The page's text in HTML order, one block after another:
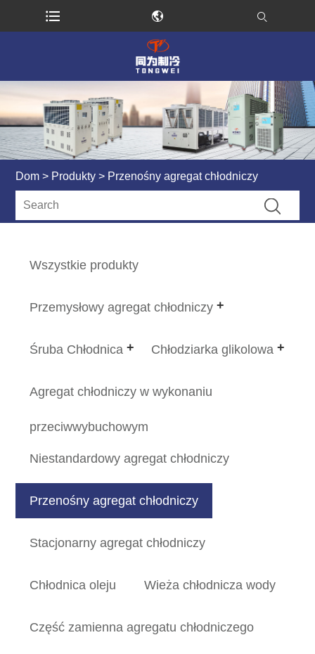
Dom > Produkty > Przenośny agregat chłodniczy
Wszystkie produkty
Przemysłowy agregat chłodniczy
Śruba Chłodnica Chłodziarka glikolowa
Agregat chłodniczy w wykonaniu
przeciwwybuchowym
Niestandardowy agregat chłodniczy
Przenośny agregat chłodniczy
Stacjonarny agregat chłodniczy
Chłodnica oleju Wieża chłodnicza wody
Część zamienna agregatu chłodniczego